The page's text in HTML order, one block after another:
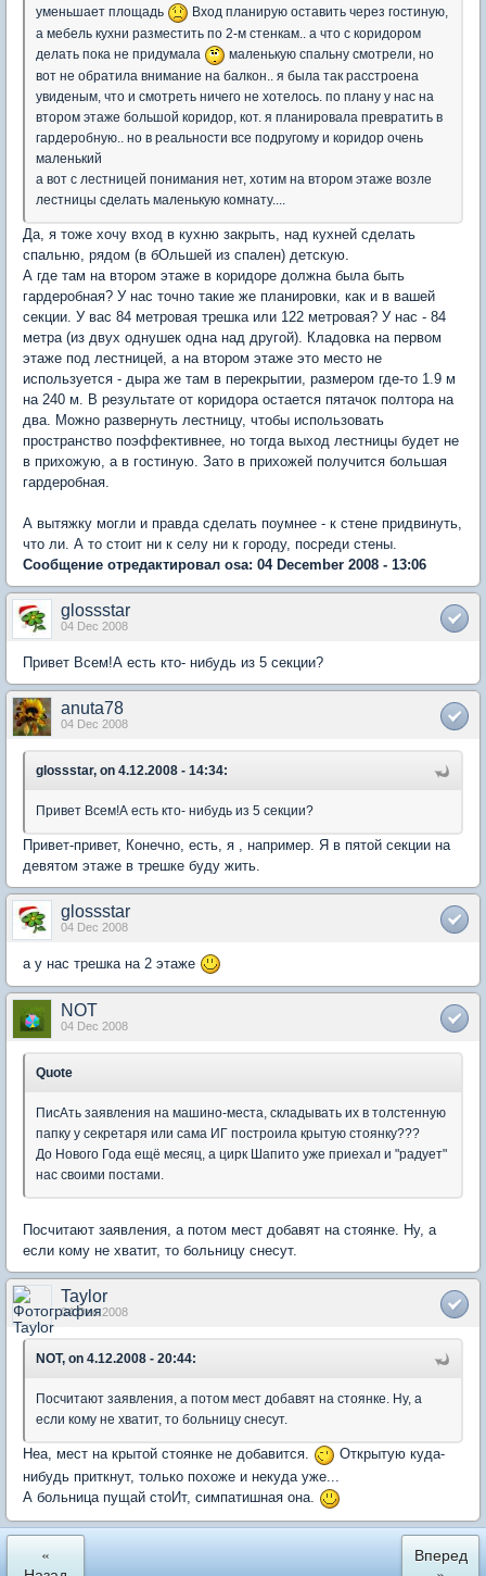
уменьшает площадь
Вход планирую оставить через гостиную,
а мебель кухни разместить по 2-м стенкам.. а что с коридором
делать пока не придумала
маленькую спальну смотрели, но
вот не обратила внимание на балкон.. я была так расстроена
увиденым, что и смотреть ничего не хотелось. по плану у нас на
втором этаже большой коридор, кот. я планировала превратить в
гардеробную.. но в реальности все подругому и коридор очень
маленький
а вот с лестницей понимания нет, хотим на втором этаже возле
лестницы сделать маленькую комнату....
Да, я тоже хочу вход в кухню закрыть, над кухней сделать
спальню, рядом (в бОльшей из спален) детскую.
А где там на втором этаже в коридоре должна была быть
гардеробная? У нас точно такие же планировки, как и в вашей
секции. У вас 84 метровая трешка или 122 метровая? У нас - 84
метра (из двух однушек одна над другой). Кладовка на первом
этаже под лестницей, а на втором этаже это место не
используется - дыра же там в перекрытии, размером где-то 1.9 м
на 240 м. В результате от коридора остается пятачок полтора на
два. Можно развернуть лестницу, чтобы использовать
пространство поэффективнее, но тогда выход лестницы будет не
в прихожую, а в гостиную. Зато в прихожей получится большая
гардеробная.
А вытяжку могли и правда сделать поумнее - к стене придвинуть,
что ли. А то стоит ни к селу ни к городу, посреди стены.
Сообщение отредактировал osa: 04 December 2008 - 13:06
glossstar
04 Dec 2008
Привет Всем!А есть кто- нибудь из 5 секции?
anuta78
04 Dec 2008
glossstar, on 4.12.2008 - 14:34:
Привет Всем!А есть кто- нибудь из 5 секции?
Привет-привет, Конечно, есть, я , например. Я в пятой секции на
девятом этаже в трешке буду жить.
glossstar
04 Dec 2008
а у нас трешка на 2 этаже
NOT
04 Dec 2008
Quote
ПисАть заявления на машино-места, складывать их в толстенную
папку у секретаря или сама ИГ построила крытую стоянку???
До Нового Года ещё месяц, а цирк Шапито уже приехал и "радует"
нас своими постами.
Посчитают заявления, а потом мест добавят на стоянке. Ну, а
если кому не хватит, то больницу снесут.
Taylor
04 Dec 2008
NOT, on 4.12.2008 - 20:44:
Посчитают заявления, а потом мест добавят на стоянке. Ну, а
если кому не хватит, то больницу снесут.
Неа, мест на крытой стоянке не добавится.
Открытую куда-
нибудь приткнут, только похоже и некуда уже...
А больница пущай стоИт, симпатишная она.
«
Вперед